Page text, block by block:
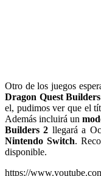
Otro de los juegos
Dragon Quest
el, pudimos ver que el
Además incluirá un
Builders 2 llegará a
Nintendo Switch.
disponible.
https://